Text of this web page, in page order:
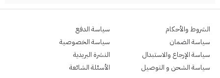
الشروط والأحكام
سياسة الضمان
سياسة الإرجاع والاستبدال
سياسة الشحن و التوصيل
سياسة الدفع
سياسة الخصوصية
النشرة البريدية
الأسئلة الشائعة